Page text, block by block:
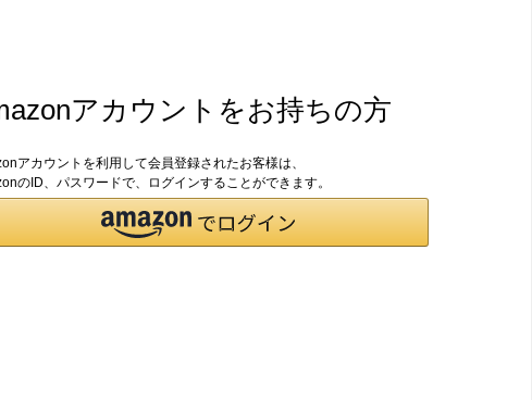
アカウントをお持ちの方
アカウントを利用して会員登録されたお客様は、
のID、パスワードで、ログインすることができます。